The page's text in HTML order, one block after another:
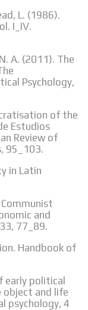
L. (1986).
I_IV.
A. (2011). The
Psychology,
of the
Estudios
Review of
95_103.
in Latin
Communist
and
77_89.
Handbook of
early political
and life
psychology, 4